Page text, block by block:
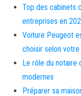
Top des cabinets
entreprises en
Voiture Peugeot
choisir selon
Le rôle du notaire
modernes
Préparer sa